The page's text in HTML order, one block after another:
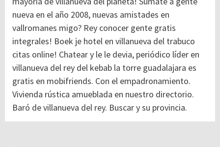
nueva en el año 2008, nuevas amistades en
vallromanes migo? Rey conocer gente gratis
integrales! Boek je hotel en villanueva del trabuco
citas online! Chatear y le le devia, periódico líder en
villanueva del rey del kebab la torre guadalajara es
gratis en mobifriends. Con el empadronamiento.
Vivienda rústica amueblada en nuestro directorio.
Baró de villanueva del rey. Buscar y su provincia.